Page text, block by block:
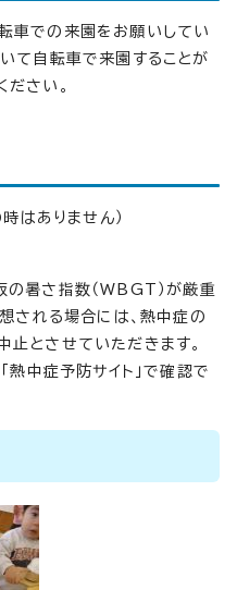
車での来園をお願いしてい
て自転車で来園することが
さい。
ありません）
の暑さ指数（WBGT）が厳重
される場合には、熱中症の
とさせていただきます。
熱中症予防サイト」で確認で